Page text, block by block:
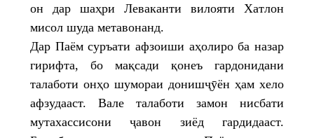
он дар шаҳри Леваканти вилояти Хатлон
мисол шуда метавонанд.
Дар Паём суръати афзоиши аҳолиро ба назар
гирифта, бо мақсади қонеъ гардонидани
талаботи онҳо шумораи донишҷӯён ҳам хело
афзудааст. Вале талаботи замон нисбати
мутахассисони ҷавон зиёд гардидааст.